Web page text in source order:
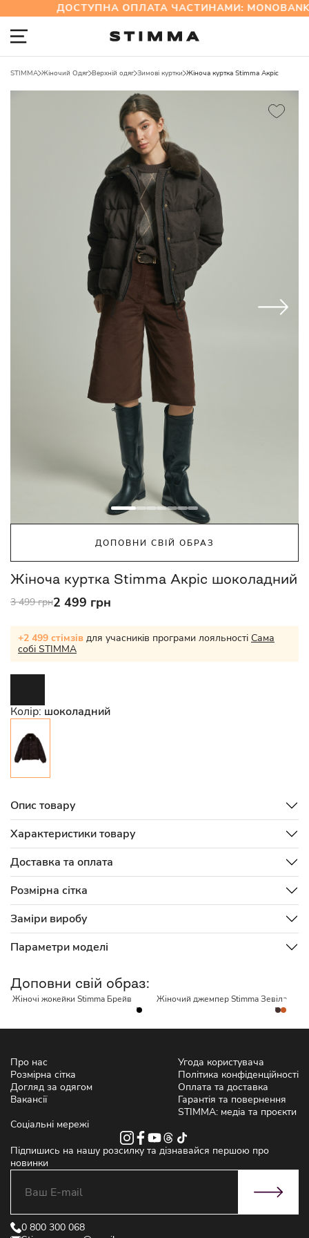
ДОСТУПНА ОПЛАТА ЧАСТИНАМИ:
STIMMA Жіночий Одяг Верхній одяг Зимові куртки Жіноча куртка Stimma Акріс
ДОПОВНИ СВІЙ ОБРАЗ
Жіноча куртка Stimma Акріс шоколадний
3 499 грн2 499 грн
+2 499 стімзів для учасників програми лояльності Сама
собі STIMMA
Колір: шоколадний
Опис товару
Характеристики товару
Доставка та оплата
Розмірна сітка
Заміри виробу
Параметри моделі
Доповни свій образ:
НЕМАЄ В НАЯВНОСТІ
Жіночі жокейки Stimma Брейв Жіночий джемпер Stimma Зевіла
Про нас
Розмірна сітка
Догляд за одягом
Вакансії
Угода користувача
Політика конфіденційності
Оплата та доставка
Гарантія та повернення
STIMMA: медіа та проєкти
Соціальні мережі
Підпишись на нашу розсилку та дізнавайся першою про
новинки
0 800 300 068